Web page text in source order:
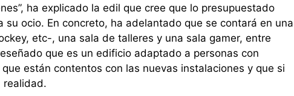
ha explicado la edil que cree que lo presupuestado
ocio. En concreto, ha adelantado que se contará en una
etc-, una sala de talleres y una sala gamer, entre
que es un edificio adaptado a personas con
están contentos con las nuevas instalaciones y que si
realidad.